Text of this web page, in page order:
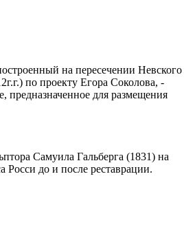
на пересечении Невского
по проекту Егора Соколова, -
предназначенное для размещения
Самуила Гальберга (1831) на
Росси до и после реставрации.